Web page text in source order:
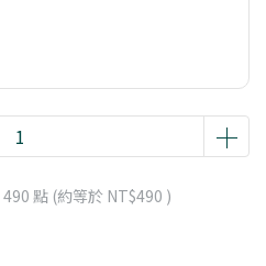
490 點 (約等於 NT$490 )